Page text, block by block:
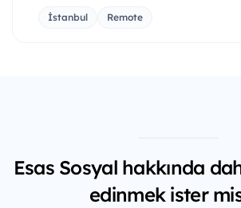
İstanbul Remote
Esas Sosyal hakkında
edinmek ister